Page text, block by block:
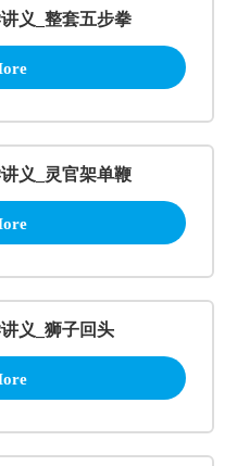
义_整套五步拳
义_灵官架单鞭
义_狮子回头